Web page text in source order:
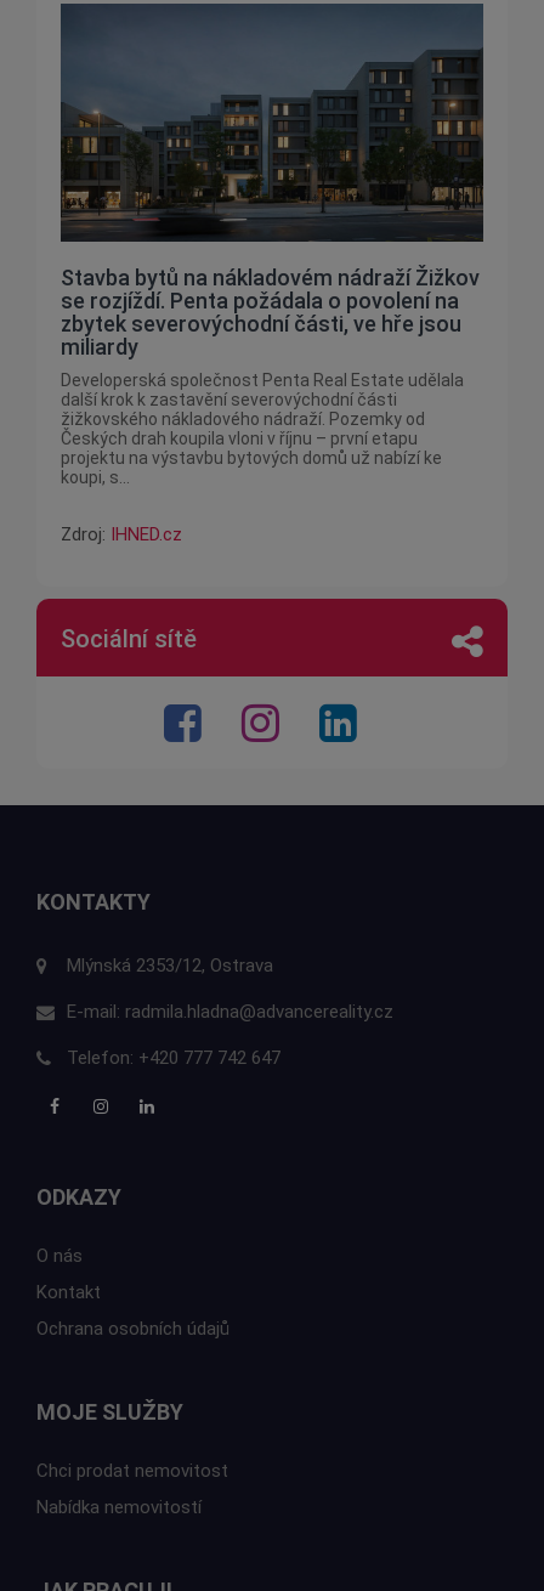
Stavba bytů na nákladovém nádraží Žižkov
se rozjíždí. Penta požádala o povolení na
zbytek severovýchodní části, ve hře jsou
miliardy
Developerská společnost Penta Real Estate udělala
další krok k zastavění severovýchodní části
žižkovského nákladového nádraží. Pozemky od
Českých drah koupila vloni v říjnu – první etapu
projektu na výstavbu bytových domů už nabízí ke
koupi, s...
Zdroj: IHNED.cz
Sociální sítě
KONTAKTY
Mlýnská 2353/12, Ostrava
E-mail: radmila.hladna@advancereality.cz
Telefon: +420 777 742 647
ODKAZY
O nás
Kontakt
Ochrana osobních údajů
MOJE SLUŽBY
Chci prodat nemovitost
Nabídka nemovitostí